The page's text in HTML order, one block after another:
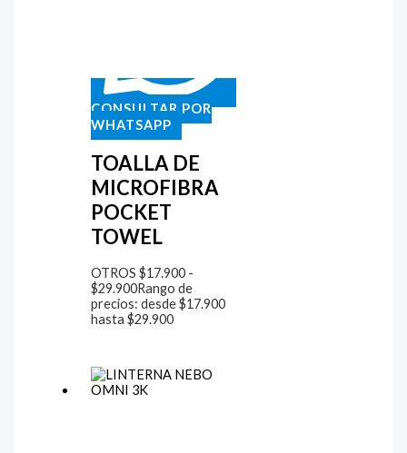
CONSULTAR POR
WHATSAPP
TOALLA DE
MICROFIBRA
POCKET
TOWEL
OTROS $17.900 -
$29.900Rango de
precios: desde $17.900
hasta $29.900